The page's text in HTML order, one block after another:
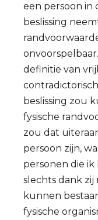
een persoon in
beslissing
definitie van
beslissing zou
fysische
zou dat
persoon zijn,
personen die ik
slechts dank
kunnen
fysische